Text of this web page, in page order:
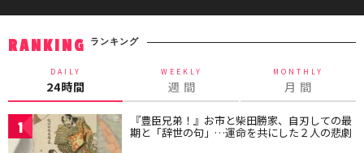
RANKING ランキング
DAILY
24時間
WEEKLY
週 間
MONTHLY
月 間
1 『豊臣兄弟！』お市と柴田勝家、自刃しての最
期と「辞世の句」…運命を共にした２人の悲劇